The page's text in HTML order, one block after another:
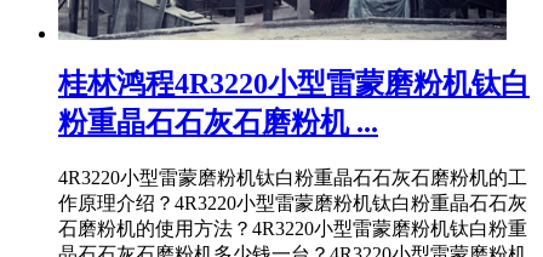
桂林鸿程4R3220小型雷蒙磨粉机钛白
粉重晶石石灰石磨粉机 ...
4R3220小型雷蒙磨粉机钛白粉重晶石石灰石磨粉机的工
作原理介绍？4R3220小型雷蒙磨粉机钛白粉重晶石石灰
石磨粉机的使用方法？4R3220小型雷蒙磨粉机钛白粉重